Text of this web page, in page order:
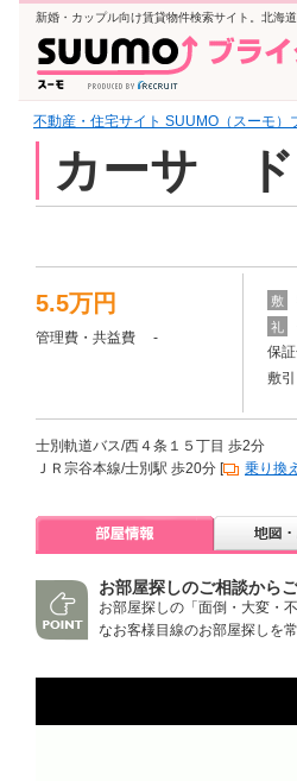
新婚・カップル向け賃貸物件検索サイト。北海
不動産・住宅サイト SUUMO（スーモ）
カーサ
5.5万円
管理費・共益費 -
敷
礼
保
敷
士別軌道バス/西４条１５丁目 歩2分
ＪＲ宗谷本線/士別駅 歩20分 [
乗り換
お部屋探しのご相談から
お部屋探しの「面倒・大変・
なお客様目線のお部屋探しを